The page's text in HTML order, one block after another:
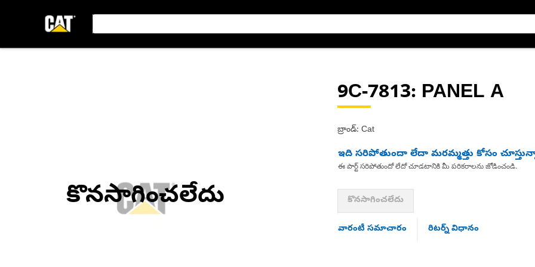
కొనసాగించలేదు
9C-7813: PANEL A
బ్రాండ్: Cat
ఇది సరిపోతుందా లేదా మరమ్మత్తు కోసం
ఈ పార్ట్ సరిపోతుందో లేదో చూడటానికి మీ పరికరాలను జోడించండి.
కొనసాగించలేదు
వారంటీ సమాచారం రిటర్న్ విధానం